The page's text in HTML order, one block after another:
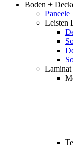
Boden +
Paneele
Leisten